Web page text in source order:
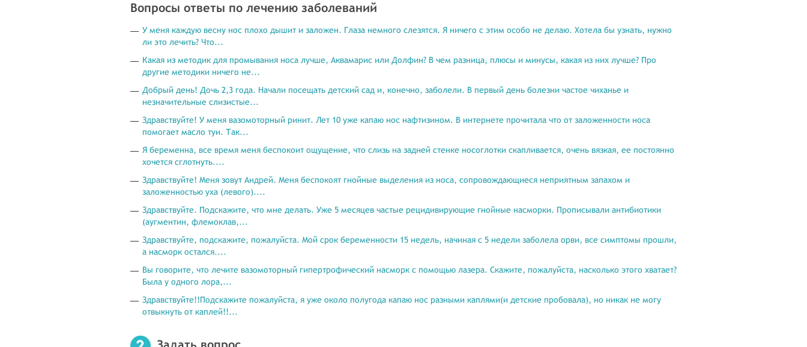
Вопросы ответы по лечению заболеваний
У меня каждую весну нос плохо дышит и заложен. Глаза немного слезятся. Я ничего с этим особо не делаю. Хотела бы узнать, нужно
ли это лечить? Что...
Какая из методик для промывания носа лучше, Аквамарис или Долфин? В чем разница, плюсы и минусы, какая из них лучше? Про
другие методики ничего не...
Добрый день! Дочь 2,3 года. Начали посещать детский сад и, конечно, заболели. В первый день болезни частое чиханье и
незначительные слизистые...
Здравствуйте! У меня вазомоторный ринит. Лет 10 уже капаю нос нафтизином. В интернете прочитала что от заложенности носа
помогает масло туи. Так...
Я беременна, все время меня беспокоит ощущение, что слизь на задней стенке носоглотки скапливается, очень вязкая, ее постоянно
хочется сглотнуть....
Здравствуйте! Меня зовут Андрей. Меня беспокоят гнойные выделения из носа, сопровождающиеся неприятным запахом и
заложенностью уха (левого)....
Здравствуйте. Подскажите, что мне делать. Уже 5 месяцев частые рецидивирующие гнойные насморки. Прописывали антибиотики
(аугментин, флемоклав,...
Здравствуйте, подскажите, пожалуйста. Мой срок беременности 15 недель, начиная с 5 недели заболела орви, все симптомы прошли,
а насморк остался....
Вы говорите, что лечите вазомоторный гипертрофический насморк с помощью лазера. Скажите, пожалуйста, насколько этого хватает?
Была у одного лора,...
Здравствуйте!!Подскажите пожалуйста, я уже около полугода капаю нос разными каплями(и детские пробовала), но никак не могу
отвыкнуть от каплей!!...